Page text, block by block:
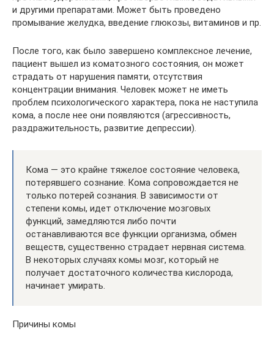
и другими препаратами. Может быть проведено
промывание желудка, введение глюкозы, витаминов и пр.
После того, как было завершено комплексное лечение,
пациент вышел из коматозного состояния, он может
страдать от нарушения памяти, отсутствия
концентрации внимания. Человек может не иметь
проблем психологического характера, пока не наступила
кома, а после нее они появляются (агрессивность,
раздражительность, развитие депрессии).
Кома — это крайне тяжелое состояние человека,
потерявшего сознание. Кома сопровождается не
только потерей сознания. В зависимости от
степени комы, идет отключение мозговых
функций, замедляются либо почти
останавливаются все функции организма, обмен
веществ, существенно страдает нервная система.
В некоторых случаях комы мозг, который не
получает достаточного количества кислорода,
начинает умирать.
Причины комы